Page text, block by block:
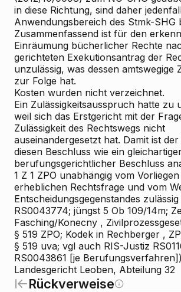
in diese Richtung, sind daher
Anwendungsbereich des Stmk-SHG
Zusammenfassend ist für den
Einräumung bücherlicher Rechte
gerichteten Exekutionsantrag der
unzulässig, was dessen amtswegige
zur Folge hat.
Kosten wurden nicht verzeichnet.
Ein Zulässigkeitsausspruch hatte zu
weil sich das Erstgericht mit der
Zulässigkeit des Rechtswegs nicht
auseinandergesetzt hat. Damit ist
diesen Beschluss wie ein
berufungsgerichtlicher Beschluss
1 Z 1 ZPO unabhängig vom
erheblichen Rechtsfrage und vom
Entscheidungsgegenstandes
RS0043774; jüngst 5 Ob 109/14m;
Fasching/Konecny ,
§ 519 ZPO; Kodek in Rechberger ,
§ 519 uva; vgl auch RIS-Justiz
RS0043861 [je
Landesgericht Leoben, Abteilung 32
Rückverweise